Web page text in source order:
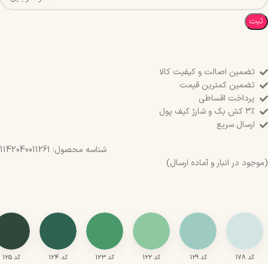
ثبت
تضمین اصالت و کیفیت کالا
تضمین کمترین قیمت
پرداخت اقساطی
۳٪ کش بک و شارژ کیف پول
ارسال سریع
شناسه محصول: 1142040011261
(موجود در انبار و آماده ارسال)
کد 178 کد 129 کد 122 کد 123 کد 124 کد 125